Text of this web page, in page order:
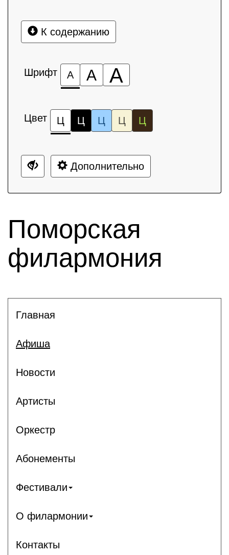
К содержанию
Шрифт А А А
Цвет Ц Ц Ц Ц Ц
Дополнительно
Поморская
филармония
Главная
Афиша
Новости
Артисты
Оркестр
Абонементы
Фестивали
О филармонии
Контакты